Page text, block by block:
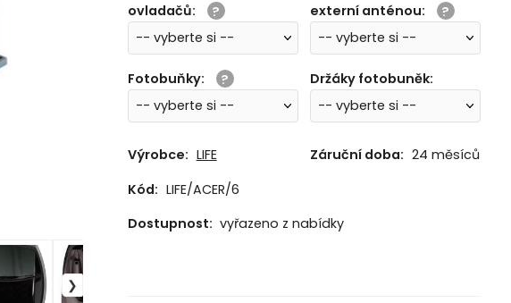
ovladačů:
externí anténou:
Fotobuňky: Držáky fotobuněk:
Výrobce: LIFE Záruční doba: 24 měsíců
Kód: LIFE/ACER/6
Dostupnost: vyřazeno z nabídky